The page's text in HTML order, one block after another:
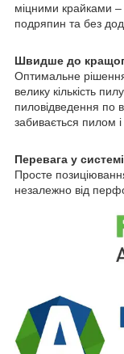
міцними крайками –
подряпин та без
Швидше до
Оптимальне
велику кількість
пиловідведення по
забивається пилом
Перевага у
Просте
незалежно від